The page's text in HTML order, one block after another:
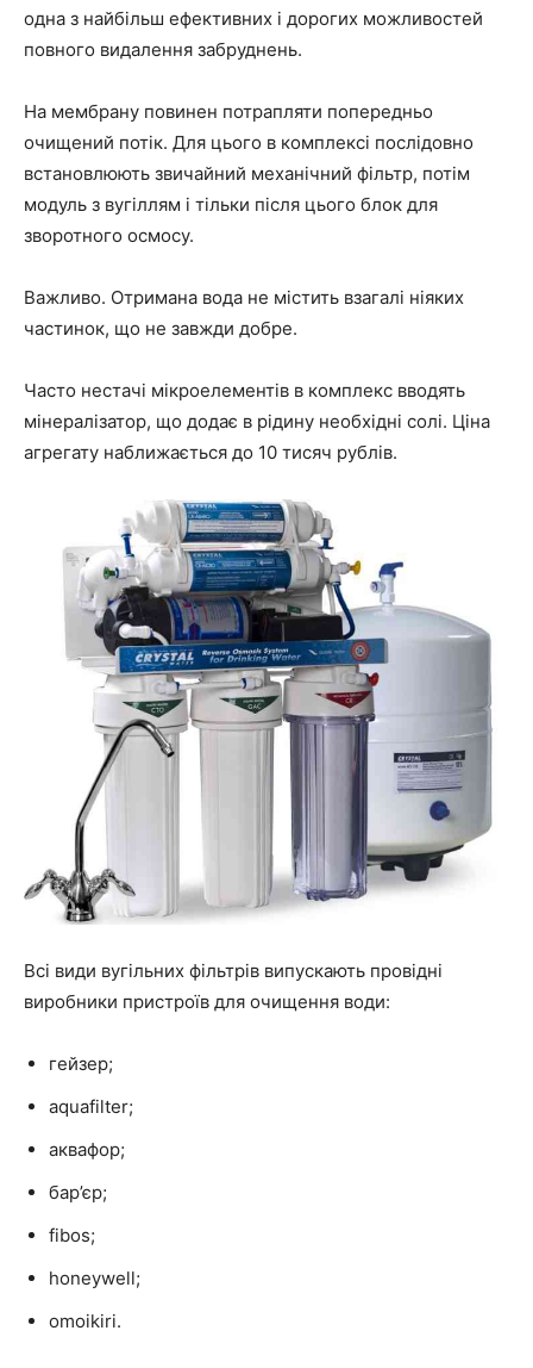
одна з найбільш ефективних і дорогих можливостей
повного видалення забруднень.
На мембрану повинен потрапляти попередньо
очищений потік. Для цього в комплексі послідовно
встановлюють звичайний механічний фільтр, потім
модуль з вугіллям і тільки після цього блок для
зворотного осмосу.
Важливо. Отримана вода не містить взагалі ніяких
частинок, що не завжди добре.
Часто нестачі мікроелементів в комплекс вводять
мінералізатор, що додає в рідину необхідні солі. Ціна
агрегату наближається до 10 тисяч рублів.
Всі види вугільних фільтрів випускають провідні
виробники пристроїв для очищення води:
гейзер;
aquafilter;
аквафор;
бар’єр;
fibos;
honeywell;
omoikiri.